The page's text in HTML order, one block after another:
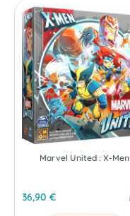
Marvel United : X-Men
36,90 €